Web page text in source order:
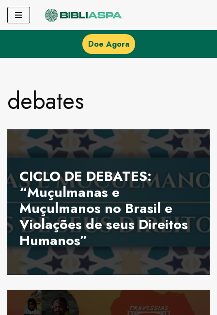
Pular
o
Doe Agora
debates
CICLO DE DEBATES:
“Muçulmanas e
Muçulmanos no Brasil e
Violações de seus Direitos
Humanos”